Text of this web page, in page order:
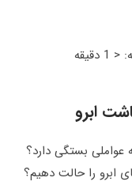
< 1
دقیقه
ابرو
بستگی دارد؟
ابرو را حالت دهیم؟